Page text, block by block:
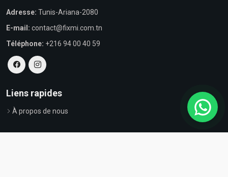
Adresse: Tunis-Ariana-2080
E-mail: contact@fixmi.com.tn
Téléphone: +216 94 00 40 59
Liens rapides
À propos de nous